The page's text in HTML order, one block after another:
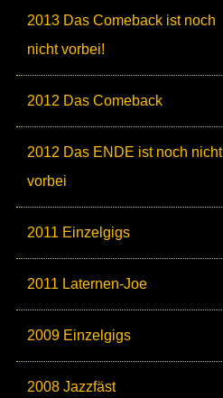
2013 Das Comeback ist noch
nicht vorbei!
2012 Das Comeback
2012 Das ENDE ist noch nicht
vorbei
2011 Einzelgigs
2011 Laternen-Joe
2009 Einzelgigs
2008 Jazzfäst